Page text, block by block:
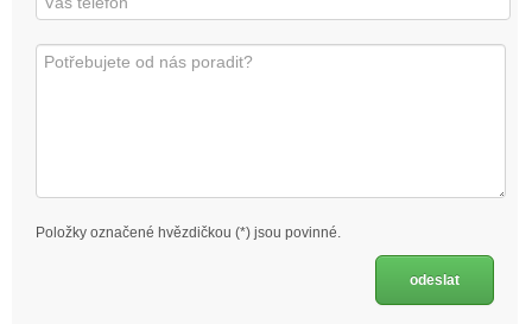
Položky označené hvězdičkou (*) jsou povinné.